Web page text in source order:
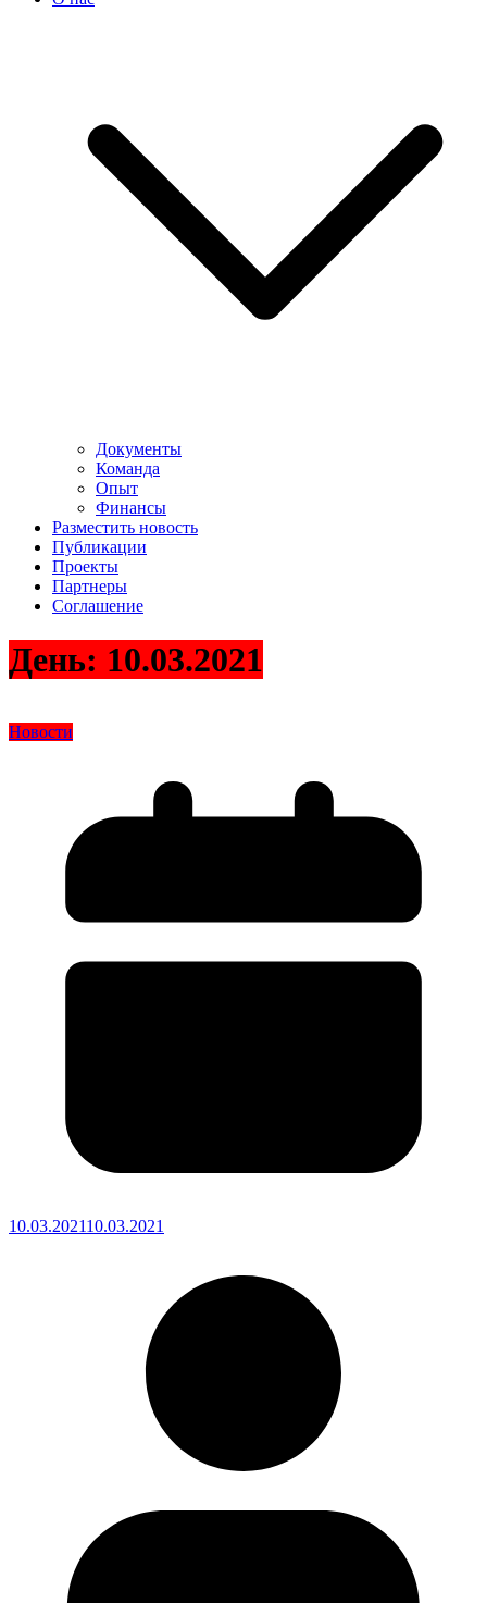
Документы
Команда
Опыт
Финансы
Разместить новость
Публикации
Проекты
Партнеры
Соглашение
День: 10.03.2021
Новости
10.03.202110.03.2021